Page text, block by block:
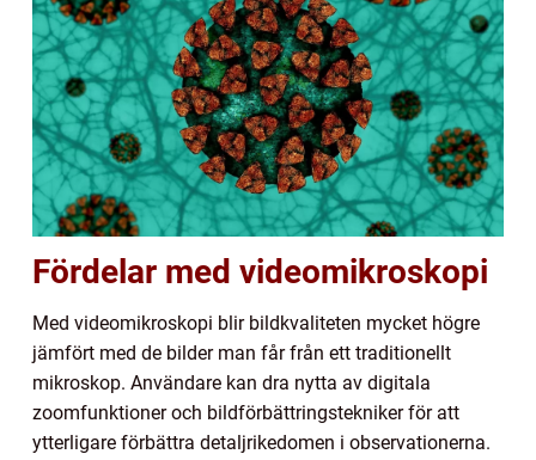
Fördelar med videomikroskopi
Med videomikroskopi blir bildkvaliteten mycket högre
jämfört med de bilder man får från ett traditionellt
mikroskop. Användare kan dra nytta av digitala
zoomfunktioner och bildförbättringstekniker för att
ytterligare förbättra detaljrikedomen i observationerna.